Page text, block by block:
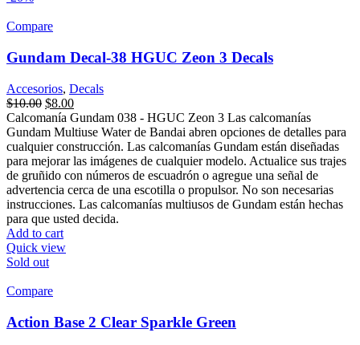
Compare
Gundam Decal-38 HGUC Zeon 3 Decals
Accesorios, Decals
$10.00 $8.00
Calcomanía Gundam 038 - HGUC Zeon 3 Las calcomanías
Gundam Multiuse Water de Bandai abren opciones de detalles para
cualquier construcción. Las calcomanías Gundam están diseñadas
para mejorar las imágenes de cualquier modelo. Actualice sus trajes
de gruñido con números de escuadrón o agregue una señal de
advertencia cerca de una escotilla o propulsor. No son necesarias
instrucciones. Las calcomanías multiusos de Gundam están hechas
para que usted decida.
Add to cart
Quick view
Sold out
Compare
Action Base 2 Clear Sparkle Green